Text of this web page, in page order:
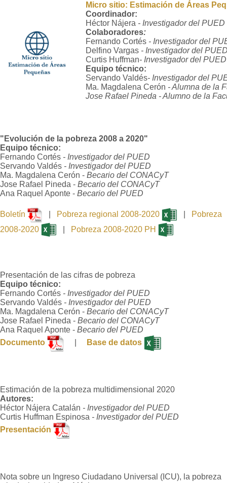
Micro sitio: Estimación de Áreas
Coordinador:
Héctor Nájera - Investigador del PUED
Colaboradores:
Fernando Cortés - Investigador del
Delfino Vargas - Investigador del
Curtis Huffman- Investigador del PUED
Equipo técnico:
Servando Valdés- Investigador del
Ma. Magdalena Cerón - Alumna de la
Jose Rafael Pineda - Alumno de la
"Evolución de la pobreza 2008 a 2020"
Equipo técnico:
Fernando Cortés - Investigador del PUED
Servando Valdés - Investigador del PUED
Ma. Magdalena Cerón - Becario del CONACyT
Jose Rafael Pineda - Becario del CONACyT
Ana Raquel Aponte - Becario del PUED
Boletín Pobreza regional 2008-2020
Pobreza
2008-2020
Pobreza 2008-2020 PH
Presentación de las cifras de pobreza
Equipo técnico:
Fernando Cortés - Investigador del PUED
Servando Valdés - Investigador del PUED
Ma. Magdalena Cerón - Becario del CONACyT
Jose Rafael Pineda - Becario del CONACyT
Ana Raquel Aponte - Becario del PUED
Documento
Base de datos
Estimación de la pobreza multidimensional 2020
Autores:
Héctor Nájera Catalán - Investigador del PUED
Curtis Huffman Espinosa - Investigador del PUED
Presentación
Nota sobre un Ingreso Ciudadano Universal (ICU), la pobreza